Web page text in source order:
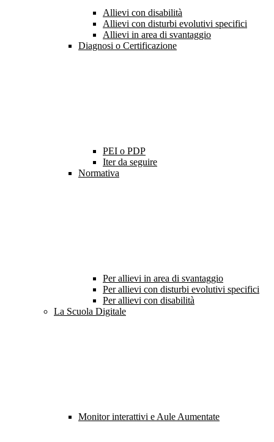
Allievi con disabilità
Allievi con disturbi evolutivi specifici
Allievi in area di svantaggio
Diagnosi o Certificazione
PEI o PDP
Iter da seguire
Normativa
Per allievi in area di svantaggio
Per allievi con disturbi evolutivi specifici
Per allievi con disabilità
La Scuola Digitale
Monitor interattivi e Aule Aumentate